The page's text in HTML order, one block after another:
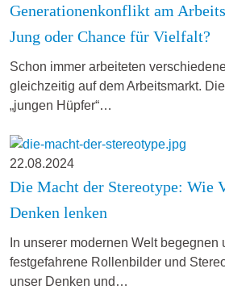
Generationenkonflikt am
Jung oder Chance für Vielfalt?
Schon immer arbeiteten
gleichzeitig auf dem Arbeitsmarkt.
„jungen Hüpfer“…
22.08.2024
Die Macht der Stereotype: Wie
Denken lenken
In unserer modernen Welt begegnen
festgefahrene Rollenbilder und
unser Denken und…